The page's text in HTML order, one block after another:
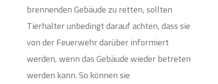
brennenden Gebäude zu retten, sollten
Tierhalter unbedingt darauf achten, dass sie
von der Feuerwehr darüber informiert
werden, wenn das Gebäude wieder betreten
werden kann. So können sie